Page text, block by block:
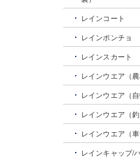
レインコート
レインポンチョ
レインスカート
レインウエア（農
レインウエア（自
レインウエア（釣
レインウエア（車
レインキャップ/